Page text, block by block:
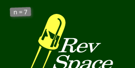
n =7